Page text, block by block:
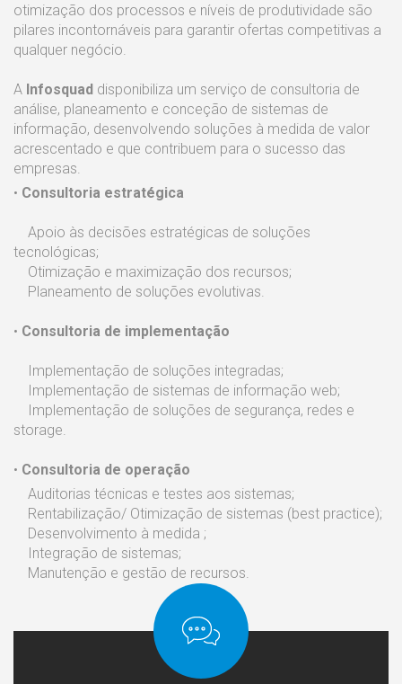
otimização dos processos e níveis de produtividade são
pilares incontornáveis para garantir ofertas competitivas a
qualquer negócio.
A Infosquad disponibiliza um serviço de consultoria de
análise, planeamento e conceção de sistemas de
informação, desenvolvendo soluções à medida de valor
acrescentado e que contribuem para o sucesso das
empresas.
• Consultoria estratégica
Apoio às decisões estratégicas de soluções
tecnológicas;
Otimização e maximização dos recursos;
Planeamento de soluções evolutivas.
• Consultoria de implementação
Implementação de soluções integradas;
Implementação de sistemas de informação web;
Implementação de soluções de segurança, redes e
storage.
• Consultoria de operação
Auditorias técnicas e testes aos sistemas;
Rentabilização/ Otimização de sistemas (best practice);
Desenvolvimento à medida ;
Integração de sistemas;
Manutenção e gestão de recursos.